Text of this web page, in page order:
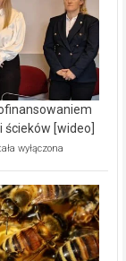
[wideo]
wyłączona